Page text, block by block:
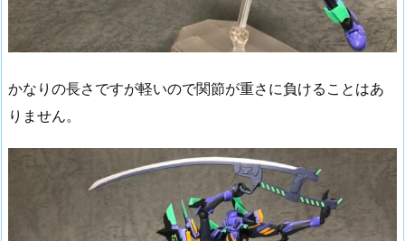
かなりの長さですが軽いので関節が重さに負けることはあ
りません。